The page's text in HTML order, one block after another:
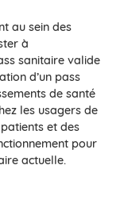
au sein des
à
sanitaire valide
d’un pass
de santé
les usagers de
et des
pour
actuelle.